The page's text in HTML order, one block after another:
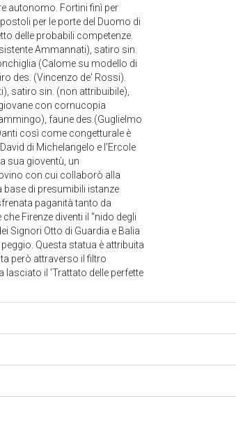
autonomo. Fortini finì per
per le porte del Duomo di
delle probabili competenze.
Ammannati), satiro sin.
(Calome su modello di
des. (Vincenzo de' Rossi).
satiro sin. (non attribuibile),
con cornucopia
faune des.(Guglielmo
così come congetturale è
di Michelangelo e l'Ercole
sua gioventù, un
con cui collaborò alla
base di presumibili istanze
paganità tanto da
Firenze diventi il "nido degli
Signori Otto di Guardia e Balia
Questa statua è attribuita
però attraverso il filtro
il 'Trattato delle perfette